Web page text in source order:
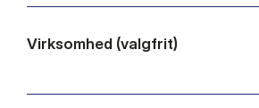
Virksomhed (valgfrit)